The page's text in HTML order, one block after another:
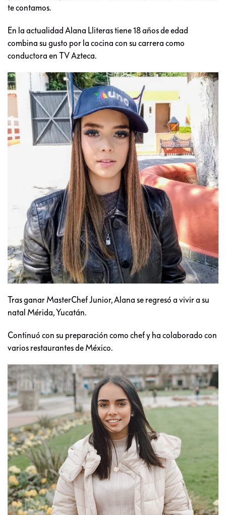
te contamos.
En la actualidad Alana Lliteras tiene 18 años de edad
combina su gusto por la cocina con su carrera como
conductora en TV Azteca.
Tras ganar MasterChef Junior, Alana se regresó a vivir a su
natal Mérida, Yucatán.
Continuó con su preparación como chef y ha colaborado con
varios restaurantes de México.